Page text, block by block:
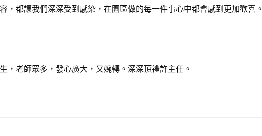
，都讓我們深深受到感染，在園區做的每一件事心中都會感到更加歡喜。
，老師眾多，發心廣大，又婉轉。深深頂禮許主任。